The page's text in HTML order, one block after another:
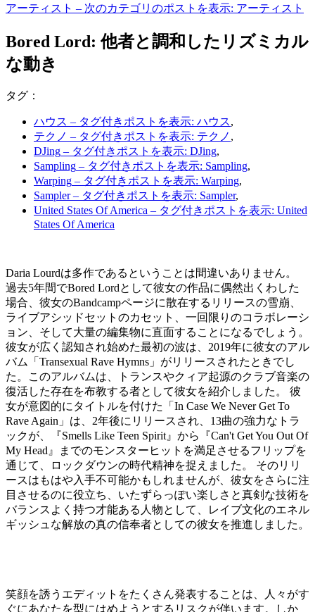
アーティスト – 次のカテゴリのポストを表示: アーティスト
Bored Lord: 他者と調和したリズミカル
な動き
タグ：
ハウス – タグ付きポストを表示: ハウス,
テクノ – タグ付きポストを表示: テクノ ,
DJing – タグ付きポストを表示: DJing,
Sampling – タグ付きポストを表示: Sampling,
Warping – タグ付きポストを表示: Warping,
Sampler– タグ付きポストを表示: Sampler,
United States Of America – タグ付きポストを表示: United
States Of America
Daria Lourdは多作であるということは間違いありません。
過去5年間でBored Lordとして彼女の作品に偶然出くわした
場合、彼女のBandcampページに散在するリリースの雪崩、
ライブアシッドセットのカセット、一回限りのコラボレーシ
ョン、そして大量の編集物に直面することになるでしょう。
彼女が広く認知され始めた最初の波は、2019年に彼女のアル
バム「Transexual Rave Hymns」がリリースされたときでし
た。このアルバムは、トランスやクィア起源のクラブ音楽の
復活した存在を布教する者として彼女を紹介しました。 彼
女が意図的にタイトルを付けた「In Case We Never Get To
Rave Again」は、2年後にリリースされ、13曲の強力なトラ
ックが、『Smells Like Teen Spirit』から『Can't Get You Out Of
My Head』までのモンスターヒットを満足させるフリップを
通じて、ロックダウンの時代精神を捉えました。 そのリリ
ースはもはや入手不可能かもしれませんが、彼女をさらに注
目させるのに役立ち、いたずらっぽい楽しさと真剣な技術を
バランスよく持つ才能ある人物として、レイブ文化のエネル
ギッシュな解放の真の信奉者としての彼女を推進しました。
笑顔を誘うエディットをたくさん発表することは、人々がす
ぐにあなたを型にはめようとするリスクが伴います。しか